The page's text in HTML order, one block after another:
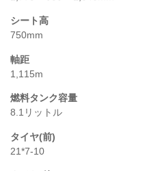
シート高
750mm
軸距
1,115m
燃料タンク容量
8.1リットル
タイヤ(前)
21*7-10